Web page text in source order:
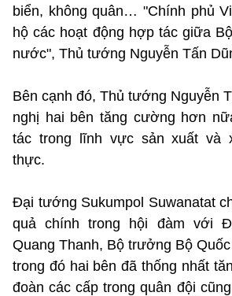
biển, không quân… "Chính phủ
hộ các hoạt động hợp tác giữa
nước", Thủ tướng Nguyễn Tấn
Bên cạnh đó, Thủ tướng Nguyễn
nghị hai bên tăng cường hơn
tác trong lĩnh vực sản xuất và
thực.
Đại tướng Sukumpol Suwanatat
quả chính trong hội đàm với
Quang Thanh, Bộ trưởng Bộ
trong đó hai bên đã thống nhất
đoàn các cấp trong quân đội